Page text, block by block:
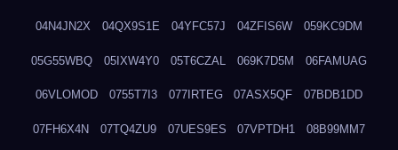
04N4JN2X 04QX9S1E 04YFC57J 04ZFIS6W 059KC9DM
05G55WBQ 05IXW4Y0 05T6CZAL 069K7D5M 06FAMUAG
06VLOMOD 0755T7I3 077IRTEG 07ASX5QF 07BDB1DD
07FH6X4N 07TQ4ZU9 07UES9ES 07VPTDH1 08B99MM7